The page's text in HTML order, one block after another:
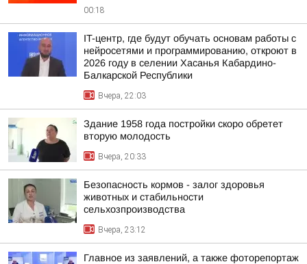
00:18
IT-центр, где будут обучать основам работы с
нейросетями и программированию, откроют в
2026 году в селении Хасанья Кабардино-
Балкарской Республики
Вчера, 22:03
Здание 1958 года постройки скоро обретет
вторую молодость
Вчера, 20:33
Безопасность кормов - залог здоровья
животных и стабильности
сельхозпроизводства
Вчера, 23:12
Главное из заявлений, а также фоторепортаж